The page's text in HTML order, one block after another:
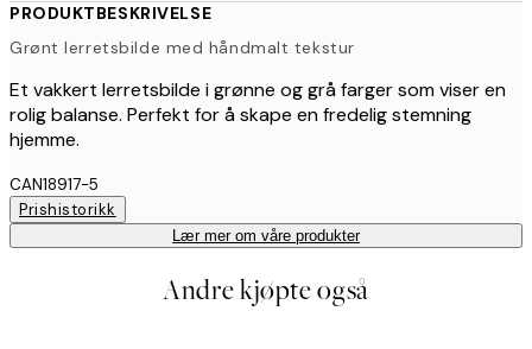
PRODUKTBESKRIVELSE
Grønt lerretsbilde med håndmalt tekstur
Et vakkert lerretsbilde i grønne og grå farger som viser en
rolig balanse. Perfekt for å skape en fredelig stemning
hjemme.
CAN18917-5
Prishistorikk
Lær mer om våre produkter
Andre kjøpte også